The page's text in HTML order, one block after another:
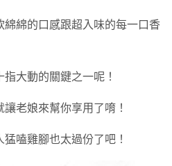
綿的口感跟超入味的每一口香
大動的關鍵之一呢！
老娘來幫你享用了唷！
嗑雞腳也太過份了吧！